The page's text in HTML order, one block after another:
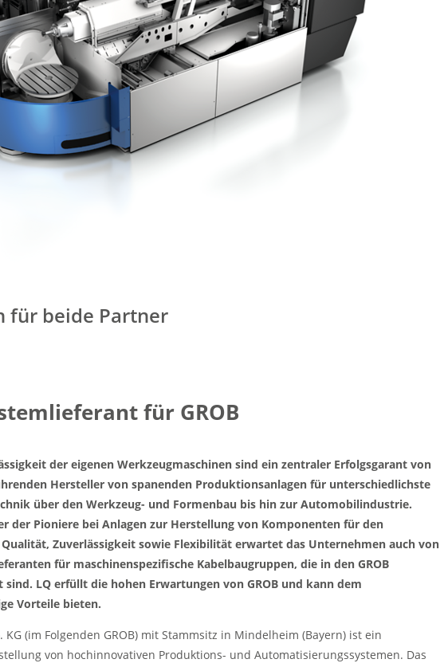
für beide Partner
für GROB
der eigenen Werkzeugmaschinen sind ein zentraler Erfolgsgarant von
Hersteller von spanenden Produktionsanlagen für unterschiedlichste
über den Werkzeug- und Formenbau bis hin zur Automobilindustrie.
der Pioniere bei Anlagen zur Herstellung von Komponenten für den
Zuverlässigkeit sowie Flexibilität erwartet das Unternehmen auch von
für maschinenspezifische Kabelbaugruppen, die in den GROB
LQ erfüllt die hohen Erwartungen von GROB und kann dem
Vorteile bieten.
KG (im Folgenden GROB) mit Stammsitz in Mindelheim (Bayern) ist ein
von hochinnovativen Produktions- und Automatisierungssystemen. Das